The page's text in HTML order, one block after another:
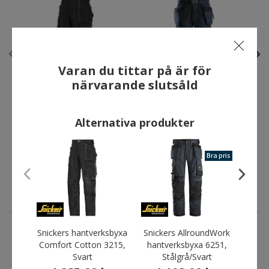
Comfort Cotton 3215,
Svart
1.985,00 kr
hantverksbyxa 6902,
Marinblå/Svart
2.709,00 kr
ANDRA HAR OCKSÅ KÖPT
Varan du tittar på är för
närvarande slutsåld
Alternativa produkter
Snickers hantverksbyxa
Comfort Cotton 3215,
Svart
Bra pris
Snickers AllroundWork
hantverksbyxa 6251,
Stålgrå/Svart